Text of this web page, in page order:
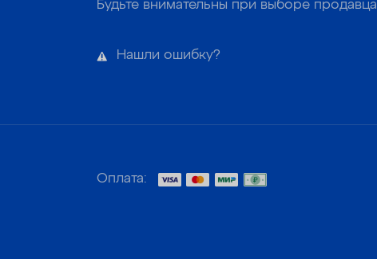
Будьте внимательны при выборе продавца
Нашли ошибку?
Оплата: